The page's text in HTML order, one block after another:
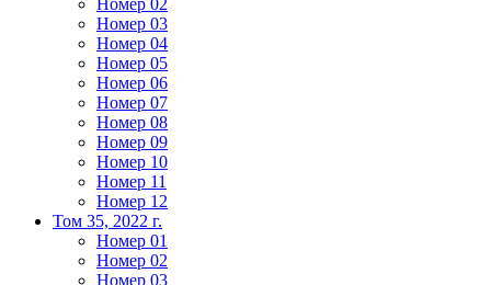
Номер 02
Номер 03
Номер 04
Номер 05
Номер 06
Номер 07
Номер 08
Номер 09
Номер 10
Номер 11
Номер 12
Том 35, 2022 г.
Номер 01
Номер 02
Номер 03